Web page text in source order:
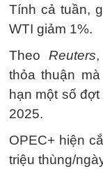
Tính cả tuần,
WTI giảm 1%.
Theo Reuters
thỏa thuận
hạn một số
2025.
OPEC+ hiện
triệu thùng/